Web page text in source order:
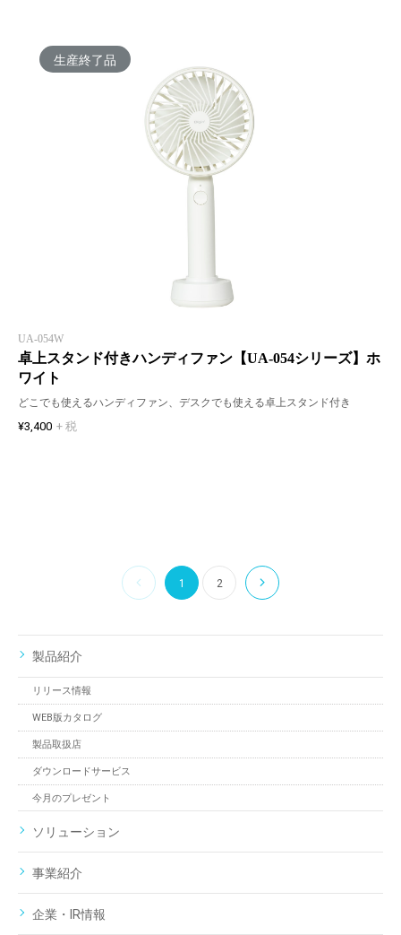
生産終了品
UA-054W
卓上スタンド付きハンディファン【UA-054シリーズ】ホ
ワイト
どこでも使えるハンディファン、デスクでも使える卓上スタンド付き
¥3,400 + 税
1 2
製品紹介
リリース情報
WEB版カタログ
製品取扱店
ダウンロードサービス
今月のプレゼント
ソリューション
事業紹介
企業・IR情報